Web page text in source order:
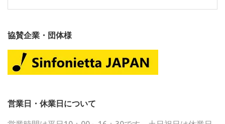
索:
協賛企業・団体様
営業日・休業日について